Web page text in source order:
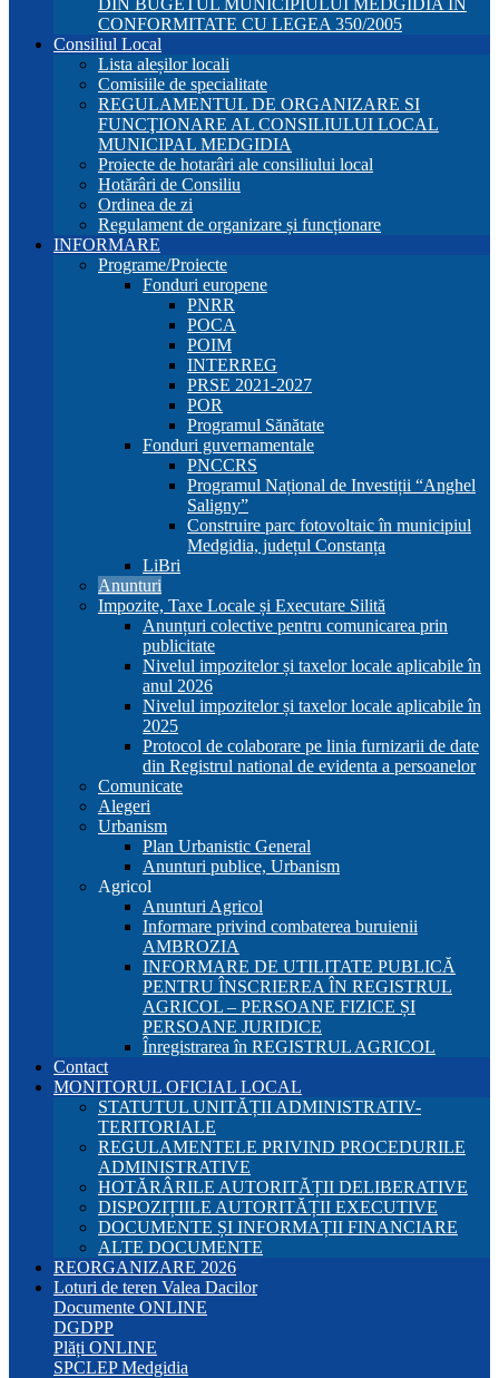
DIN BUGETUL MUNICIPIULUI MEDGIDIA ÎN
CONFORMITATE CU LEGEA 350/2005
Consiliul Local
Lista aleșilor locali
Comisiile de specialitate
REGULAMENTUL DE ORGANIZARE SI
FUNCŢIONARE AL CONSILIULUI LOCAL
MUNICIPAL MEDGIDIA
Proiecte de hotarâri ale consiliului local
Hotărâri de Consiliu
Ordinea de zi
Regulament de organizare și funcționare
INFORMARE
Programe/Proiecte
Fonduri europene
PNRR
POCA
POIM
INTERREG
PRSE 2021-2027
POR
Programul Sănătate
Fonduri guvernamentale
PNCCRS
Programul Național de Investiții “Anghel
Saligny”
Construire parc fotovoltaic în municipiul
Medgidia, județul Constanța
LiBri
Anunturi
Impozite, Taxe Locale și Executare Silită
Anunțuri colective pentru comunicarea prin
publicitate
Nivelul impozitelor și taxelor locale aplicabile în
anul 2026
Nivelul impozitelor și taxelor locale aplicabile în
2025
Protocol de colaborare pe linia furnizarii de date
din Registrul national de evidenta a persoanelor
Comunicate
Alegeri
Urbanism
Plan Urbanistic General
Anunturi publice, Urbanism
Agricol
Anunturi Agricol
Informare privind combaterea buruienii
AMBROZIA
INFORMARE DE UTILITATE PUBLICĂ
PENTRU ÎNSCRIEREA ÎN REGISTRUL
AGRICOL – PERSOANE FIZICE ȘI
PERSOANE JURIDICE
Înregistrarea în REGISTRUL AGRICOL
Contact
MONITORUL OFICIAL LOCAL
STATUTUL UNITĂȚII ADMINISTRATIV-
TERITORIALE
REGULAMENTELE PRIVIND PROCEDURILE
ADMINISTRATIVE
HOTĂRÂRILE AUTORITĂȚII DELIBERATIVE
DISPOZIȚIILE AUTORITĂȚII EXECUTIVE
DOCUMENTE ȘI INFORMAȚII FINANCIARE
ALTE DOCUMENTE
REORGANIZARE 2026
Loturi de teren Valea Dacilor
Documente ONLINE
DGDPP
Plăți ONLINE
SPCLEP Medgidia